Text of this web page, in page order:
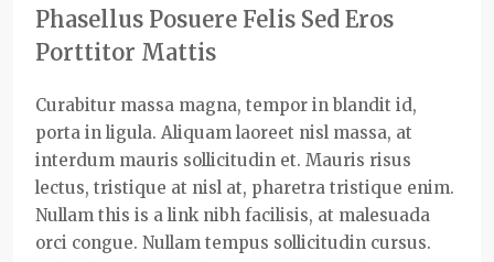
Phasellus Posuere Felis Sed Eros
Porttitor Mattis
Curabitur massa magna, tempor in blandit id,
porta in ligula. Aliquam laoreet nisl massa, at
interdum mauris sollicitudin et. Mauris risus
lectus, tristique at nisl at, pharetra tristique enim.
Nullam this is a link nibh facilisis, at malesuada
orci congue. Nullam tempus sollicitudin cursus.